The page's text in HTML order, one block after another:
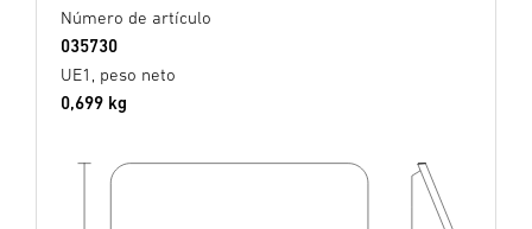
Número de artículo
035730
UE1, peso neto
0,699 kg